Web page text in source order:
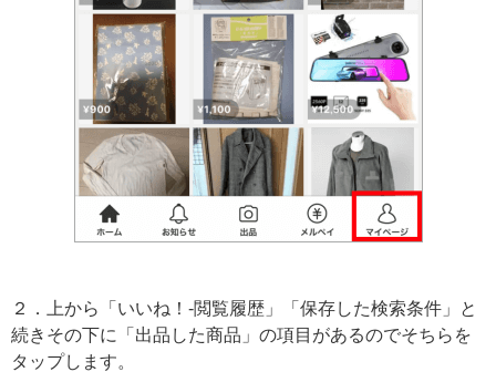
２．上から「いいね！‐閲覧履歴」「保存した検索条件」と
続きその下に「出品した商品」の項目があるのでそちらを
タップします。